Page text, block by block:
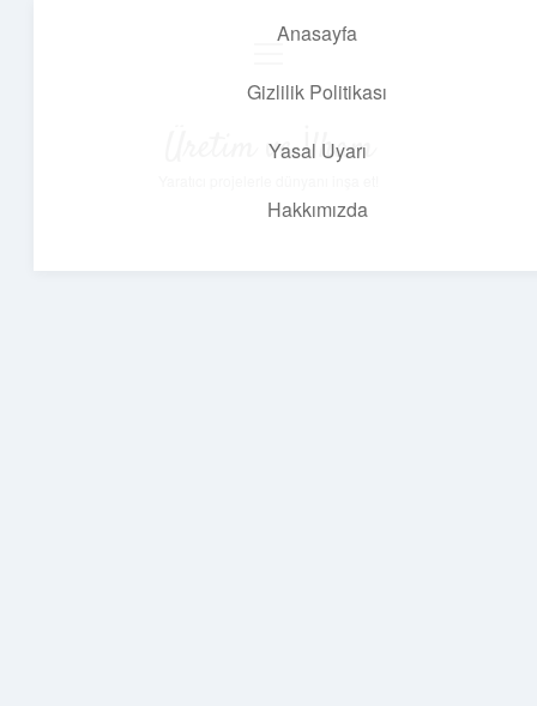
Anasayfa
Gizlilik Politikası
Yasal Uyarı
Hakkımızda
Üretim ve İlham